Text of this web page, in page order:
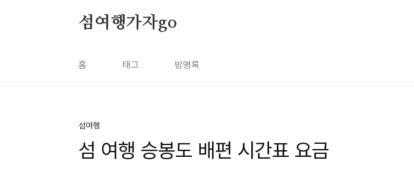
섬여행가자go
홈 태그 방명록
섬여행
섬 여행 승봉도 배편 시간표 요금